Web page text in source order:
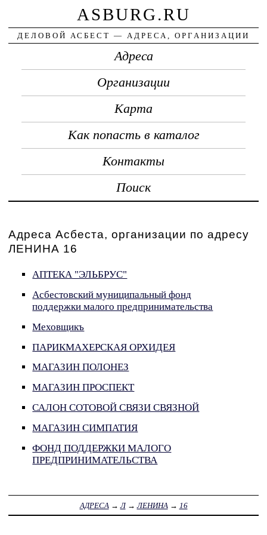
ASBURG.RU
ДЕЛОВОЙ АСБЕСТ — АДРЕСА, ОРГАНИЗАЦИИ
Адреса
Организации
Карта
Как попасть в каталог
Контакты
Поиск
Адреса Асбеста, организации по адресу
ЛЕНИНА 16
АПТЕКА "ЭЛЬБРУС"
Асбестовский муниципальный фонд
поддержки малого предпринимательства
Меховщикъ
ПАРИКМАХЕРСКАЯ ОРХИДЕЯ
МАГАЗИН ПОЛОНЕЗ
МАГАЗИН ПРОСПЕКТ
САЛОН СОТОВОЙ СВЯЗИ СВЯЗНОЙ
МАГАЗИН СИМПАТИЯ
ФОНД ПОДДЕРЖКИ МАЛОГО
ПРЕДПРИНИМАТЕЛЬСТВА
АДРЕСА →Л→ЛЕНИНА → 16